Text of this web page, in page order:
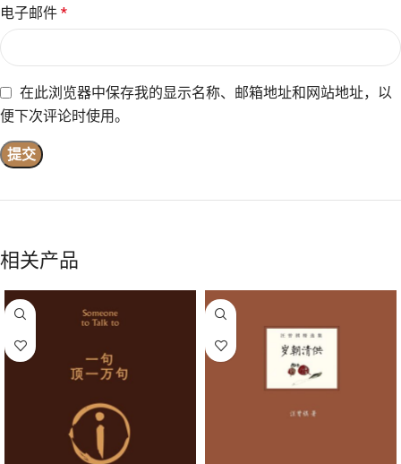
电子邮件 *
在此浏览器中保存我的显示名称、邮箱地址和网站地址，以
便下次评论时使用。
相关产品